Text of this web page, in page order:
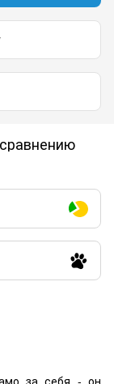
за себя - он